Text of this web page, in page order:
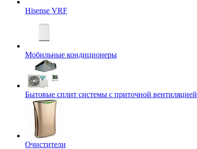
Hisense VRF
Мобильные кондиционеры
Бытовые сплит системы с приточной вентиляцией
Очистители